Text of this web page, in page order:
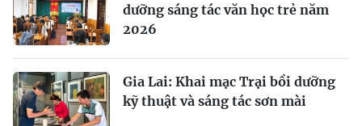
dưỡng sáng tác văn học trẻ năm
2026
Gia Lai: Khai mạc Trại bồi dưỡng
kỹ thuật và sáng tác sơn mài